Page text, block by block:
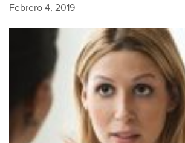
Febrero 4, 2019